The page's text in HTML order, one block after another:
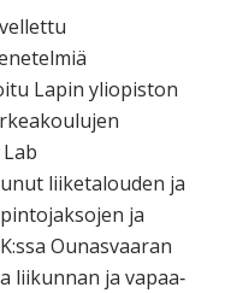
Lapin yliopiston
liiketalouden ja
ja
Ounasvaaran
liikunnan ja vapaa‐